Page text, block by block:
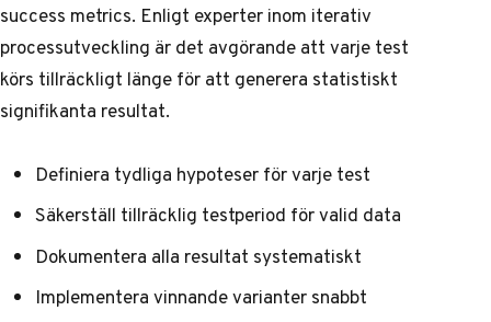
success metrics. Enligt experter inom iterativ
processutveckling är det avgörande att varje test
körs tillräckligt länge för att generera statistiskt
signifikanta resultat.
Definiera tydliga hypoteser för varje test
Säkerställ tillräcklig testperiod för valid data
Dokumentera alla resultat systematiskt
Implementera vinnande varianter snabbt